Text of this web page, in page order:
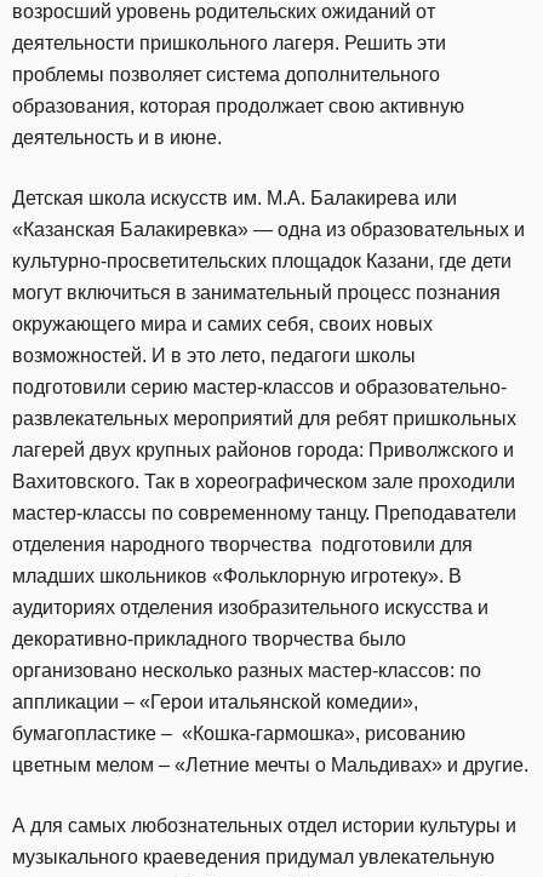
возросший уровень родительских ожиданий от
деятельности пришкольного лагеря. Решить эти
проблемы позволяет система дополнительного
образования, которая продолжает свою активную
деятельность и в июне.
Детская школа искусств им. М.А. Балакирева или
«Казанская Балакиревка» — одна из образовательных и
культурно-просветительских площадок Казани, где дети
могут включиться в занимательный процесс познания
окружающего мира и самих себя, своих новых
возможностей. И в это лето, педагоги школы
подготовили серию мастер-классов и образовательно-
развлекательных мероприятий для ребят пришкольных
лагерей двух крупных районов города: Приволжского и
Вахитовского. Так в хореографическом зале проходили
мастер-классы по современному танцу. Преподаватели
отделения народного творчества подготовили для
младших школьников «Фольклорную игротеку». В
аудиториях отделения изобразительного искусства и
декоративно-прикладного творчества было
организовано несколько разных мастер-классов: по
аппликации – «Герои итальянской комедии»,
бумагопластике – «Кошка-гармошка», рисованию
цветным мелом – «Летние мечты о Мальдивах» и другие.
А для самых любознательных отдел истории культуры и
музыкального краеведения придумал увлекательную